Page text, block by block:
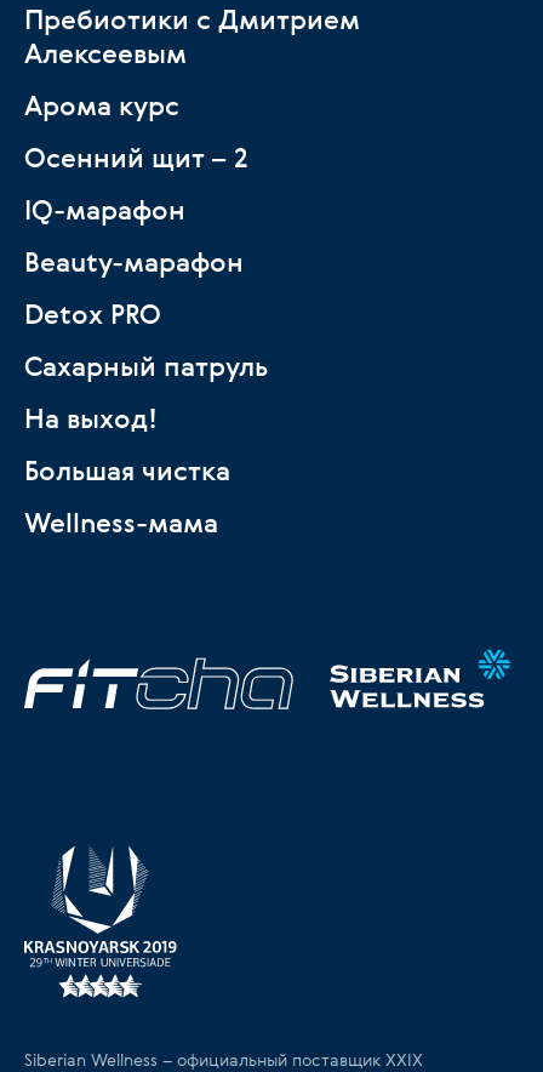
Пребиотики с Дмитрием
Алексеевым
Арома курс
Осенний щит – 2
IQ-марафон
Beauty-марафон
Detox PRO
Сахарный патруль
На выход!
Большая чистка
Wellness-мама
Siberian Wellness – официальный поставщик XXIX